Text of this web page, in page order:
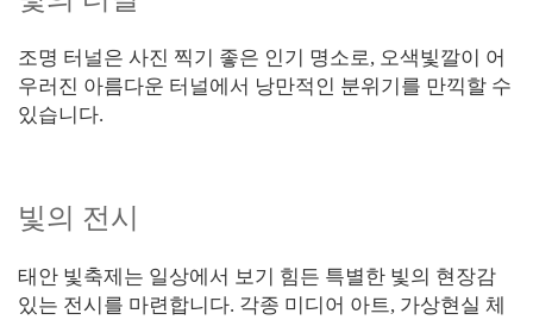
조명 터널은 사진 찍기 좋은 인기 명소로, 오색빛깔이 어
우러진 아름다운 터널에서 낭만적인 분위기를 만끽할 수
있습니다.
빛의 전시
태안 빛축제는 일상에서 보기 힘든 특별한 빛의 현장감
있는 전시를 마련합니다. 각종 미디어 아트, 가상현실 체